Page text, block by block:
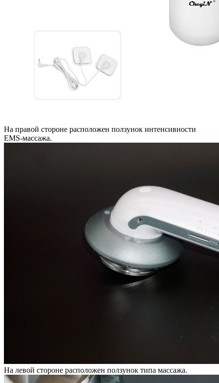
На правой стороне расположен ползунок интенсивности
EMS-массажа.
На левой стороне расположен ползунок типа массажа.